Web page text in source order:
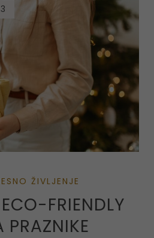
ŽIVLJENJE
FRIENDLY
PRAZNIKE